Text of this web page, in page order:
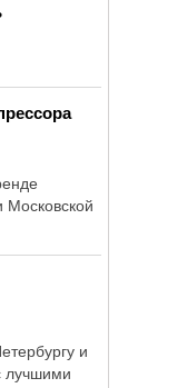
Московской
и
лучшими